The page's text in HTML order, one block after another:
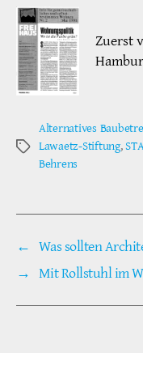
Zuerst
Schlagwörter
Alternatives
Lawaetz-Stiftung,
Behrens
← Was sollten
→ Mit Rollstuhl im